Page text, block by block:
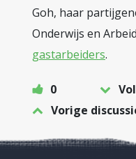
Goh, haar
Onderwijs en
gastarbeiders.
0
Vorige